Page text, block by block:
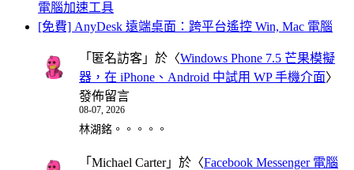
電腦加速工具
[免費] AnyDesk 遠端桌面：跨平台遙控 Win, Mac 電腦
「 匿名訪客 」於〈Windows Phone 7.5 芒果模擬
器，在 iPhone、Android 中試用 WP 手機介面〉
發佈留言
08-07, 2026
林湖銘。。。。。
「 Michael Carter」於〈Facebook Messenger 電腦